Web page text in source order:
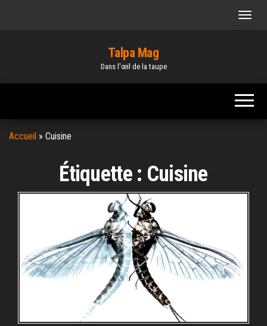
Talpa Mag
Dans l'œil de la taupe
Accueil » Cuisine
Étiquette : Cuisine